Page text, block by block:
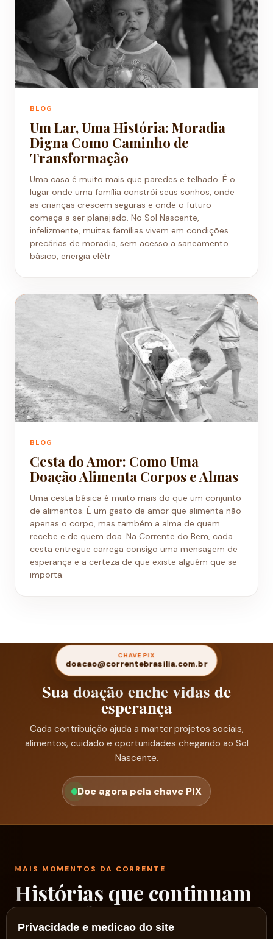
BLOG
Um Lar, Uma História: Moradia
Digna Como Caminho de
Transformação
Uma casa é muito mais que paredes e telhado. É o
lugar onde uma família constrói seus sonhos, onde
as crianças crescem seguras e onde o futuro
começa a ser planejado. No Sol Nascente,
infelizmente, muitas famílias vivem em condições
precárias de moradia, sem acesso a saneamento
básico, energia elétr
BLOG
Cesta do Amor: Como Uma
Doação Alimenta Corpos e Almas
Uma cesta básica é muito mais do que um conjunto
de alimentos. É um gesto de amor que alimenta não
apenas o corpo, mas também a alma de quem
recebe e de quem doa. Na Corrente do Bem, cada
cesta entregue carrega consigo uma mensagem de
esperança e a certeza de que existe alguém que se
importa.
CHAVE PIX
doacao@correntebrasilia.com.br
Sua doação enche vidas de
esperança
Cada contribuição ajuda a manter projetos sociais,
alimentos, cuidado e oportunidades chegando ao Sol
Nascente.
Doe agora pela chave PIX
MAIS MOMENTOS DA CORRENTE
Histórias que continuam
passando por aqui
Privacidade e medicao do site